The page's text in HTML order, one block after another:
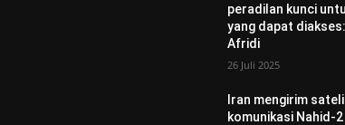
peradilan kunci
yang dapat
Afridi
26 Juli 2025
Iran mengirim
komunikasi Nahid-